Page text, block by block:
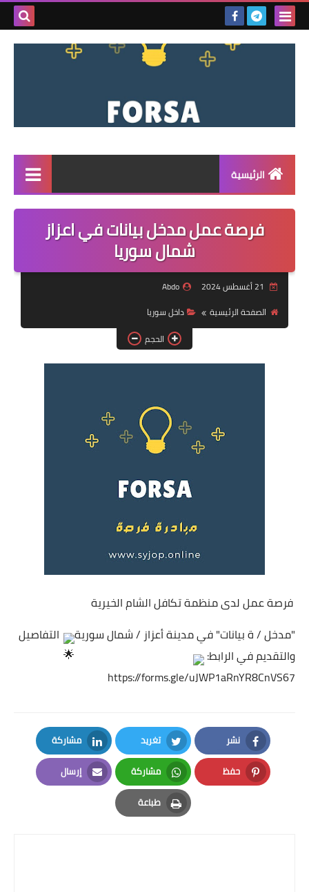
بحث
الرئيسية
القائمة
مناقصات
فرص عمل داخل سوريا
فرص عمل في العراق
فرص عمل في اليمن
دورات تدريبية
فرصة عمل مدخل بيانات في اعزاز
شمال سوريا
Abdo
الصفحة الرئيسية
داخل سوريا
الحجم
فرصة عمل لدى منظمة تكافل الشام الخيرية
"مدخل / ة بيانات" في مدينة أعزاز / شمال سورية
التفاصيل
والتقديم في الرابط:
https://forms.gle/uJWP1aRnYR8CnVS67
نشر
Facebook
تغريد
Twitter
مشاركة
LinkedIn
حفظ
Pinterest
مشاركة
Whatsapp
إرسال
Email
طباعة
Print